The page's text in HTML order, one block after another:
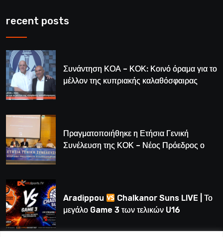
recent posts
Συνάντηση ΚΟΑ – ΚΟΚ: Κοινό όραμα για το
μέλλον της κυπριακής καλαθόσφαιρας
Πραγματοποιήθηκε η Ετήσια Γενική
Συνέλευση της ΚΟΚ – Νέος Πρόεδρος ο
Aradippou
Chalkanor Suns LIVE | Το
μεγάλο Game 3 των τελικών U16